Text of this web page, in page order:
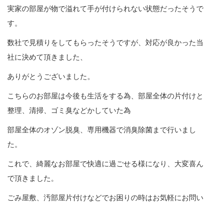
実家の部屋が物で溢れて手が付けられない状態だったそうで
す。
数社で見積りをしてもらったそうですが、対応が良かった当
社に決めて頂きました、
ありがとうございました。
こちらのお部屋は今後も生活をする為、部屋全体の片付けと
整理、清掃、ゴミ臭などかしていた為
部屋全体のオゾン脱臭、専用機器で消臭除菌まで行いまし
た。
これで、綺麗なお部屋で快適に過ごせる様になり、大変喜ん
で頂きました。
ごみ屋敷、汚部屋片付けなどでお困りの時はお気軽にお問い